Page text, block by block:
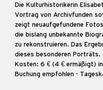
Die Kulturhistorikerin
Vortrag von Archivfunden
zeigt neuaufgefundene
die bislang unbekannte
zu rekonstruieren. Das
dieses besonderen Porträts.
Kosten: 6 € (4 € ermäßigt)
Buchung empfohlen ·